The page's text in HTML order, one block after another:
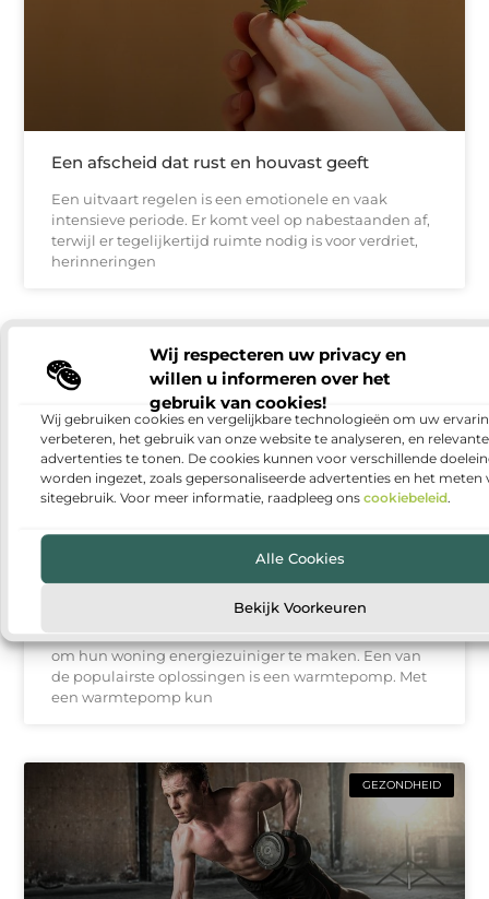
Wij respecteren uw privacy en
willen u informeren over het
gebruik van cookies!
Wij gebruiken cookies en vergelijkbare technologieën om uw
verbeteren, het gebruik van onze website te analyseren, en relevante
advertenties te tonen. De cookies kunnen voor verschillende
worden ingezet, zoals gepersonaliseerde advertenties en het meten
sitegebruik. Voor meer informatie, raadpleeg ons cookiebeleid.
Alle Cookies
Bekijk Voorkeuren
Een afscheid dat rust en houvast geeft
Een uitvaart regelen is een emotionele en vaak
intensieve periode. Er komt veel op nabestaanden af,
terwijl er tegelijkertijd ruimte nodig is voor verdriet,
herinneringen
BEDRIJVEN
om hun woning energiezuiniger te maken. Een van
de populairste oplossingen is een warmtepomp. Met
een warmtepomp kun
GEZONDHEID